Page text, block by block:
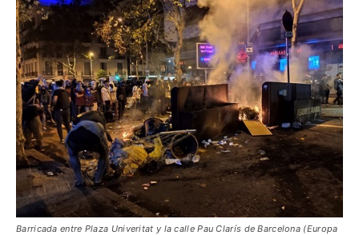
Barricada entre Plaza Univeritat y la calle Pau Clarís de Barcelona (Europa